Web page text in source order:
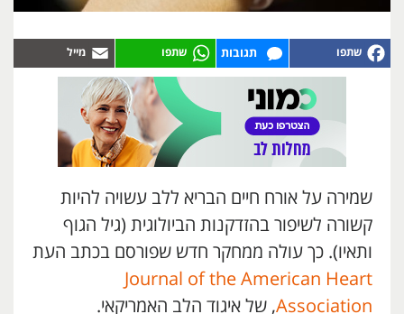
תגובות
שמירה על אורח חיים הבריא ללב עשויה להיות
קשורה לשיפור בהזדקנות הביולוגית (גיל הגוף
ותאיו). כך עולה ממחקר חדש שפורסם בכתב העת
Journal of the American Heart
Association, של איגוד הלב האמריקאי.